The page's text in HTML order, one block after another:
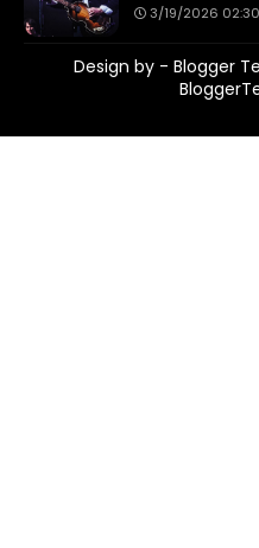
3/19/2026
Design by - Blogger